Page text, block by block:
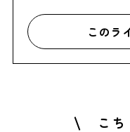
このラ
こ